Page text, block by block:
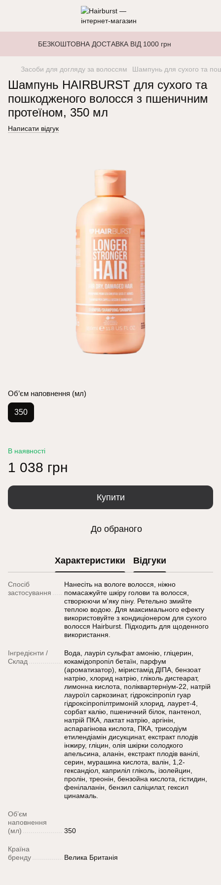
БЕЗКОШТОВНА ДОСТАВКА ВІД 1000 грн
Засоби для догляду за волоссям Шампунь для сухого та
Шампунь HAIRBURST для сухого та
пошкодженого волосся з пшеничним
протеїном, 350 мл
Написати відгук
Об’єм наповнення (мл)
350
В наявності
1 038 грн
Купити
До обраного
Характеристики Відгуки
Спосіб
застосування
Нанесіть на вологе волосся, ніжно
помасажуйте шкіру голови та волосся,
створюючи м'яку піну. Ретельно змийте
теплою водою. Для максимального ефекту
використовуйте з кондиціонером для сухого
волосся Hairburst. Підходить для щоденного
використання.
Інгредієнти /
Склад
Вода, лауріл сульфат амонію, гліцерин,
кокамідопропіл бетаїн, парфум
(ароматизатор), міристамід ДІПА, бензоат
натрію, хлорид натрію, гліколь дистеарат,
лимонна кислота, поліквартерніум-22, натрій
лауроїл саркозинат, гідроксіпропіл гуар
гідроксіпропілтримоній хлорид, лаурет-4,
сорбат калію, пшеничний білок, пантенол,
натрій ПКА, лактат натрію, аргінін,
аспарагінова кислота, ПКА, трисодіум
етилендіамін дисукцинат, екстракт плодів
інжиру, гліцин, олія шкірки солодкого
апельсина, аланін, екстракт плодів ванілі,
серин, мурашина кислота, валін, 1,2-
гександіол, каприліл гліколь, ізолейцин,
пролін, треонін, бензойна кислота, гістидин,
фенілаланін, бензил саліцилат, гексил
цинамаль.
Об’єм
наповнення
(мл)
350
Країна
бренду
Велика Британія